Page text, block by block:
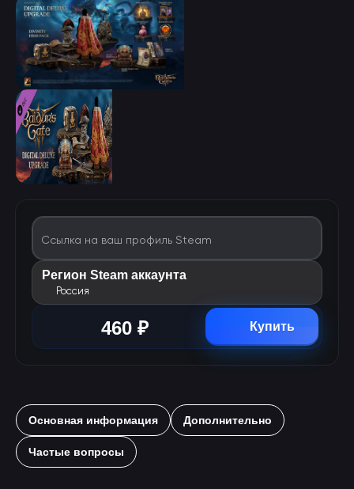
Ссылка на ваш профиль Steam
Регион Steam аккаунта
Россия
460 ₽ Купить
Основная информация Дополнительно
Частые вопросы